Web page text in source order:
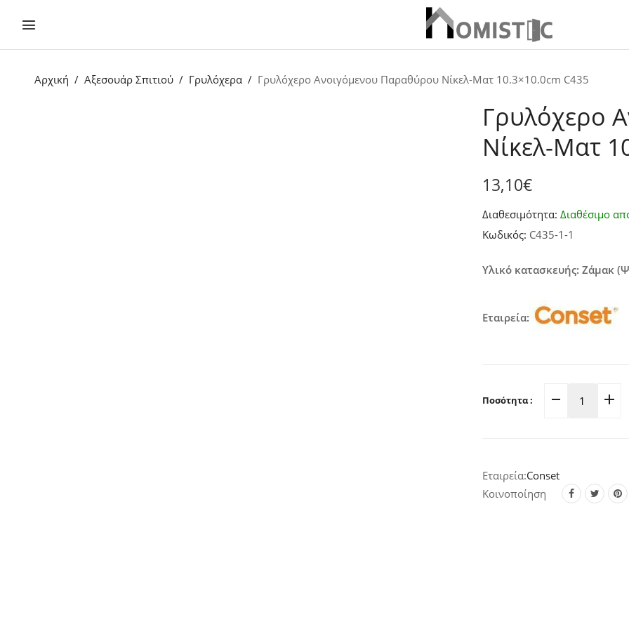
Αρχική Αξεσουάρ Σπιτιού Γρυλόχερα Γρυλόχερο Ανοιγόμενου Παραθύρου Νίκελ-Ματ 10.3×10.0cm C435
Γρυλόχερο
Νίκελ-Ματ
13,10€
Διαθεσιμότητα: Διαθέσιμο
Κωδικός: C435-1-1
Υλικό κατασκευής: Ζάμακ
Εταιρεία:
Ποσότητα :
Conset
Κοινοποίηση